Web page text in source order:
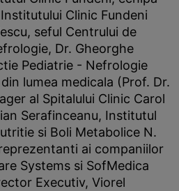
Clinic Fundeni
seful Centrului de
Dr. Gheorghe
Pediatrie - Nefrologie
lumea medicala (Prof. Dr.
al Spitalului Clinic Carol
Serafinceanu, Institutul
si Boli Metabolice N.
ai companiilor
Systems si SofMedica
Executiv, Viorel